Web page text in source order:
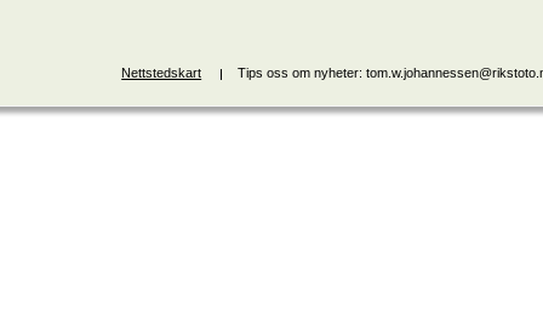
Nettstedskart Tips oss om nyheter: